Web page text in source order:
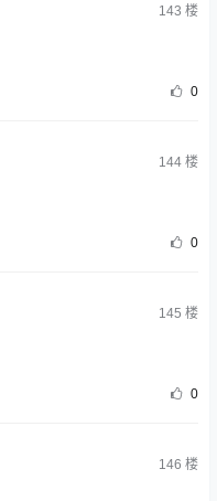
143 楼
0
144楼
0
145 楼
0
146 楼